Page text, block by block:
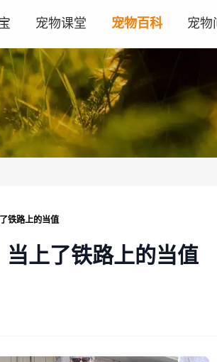
宠物课堂 宠物百科 宠物
铁路上的当值
上了铁路上的当值